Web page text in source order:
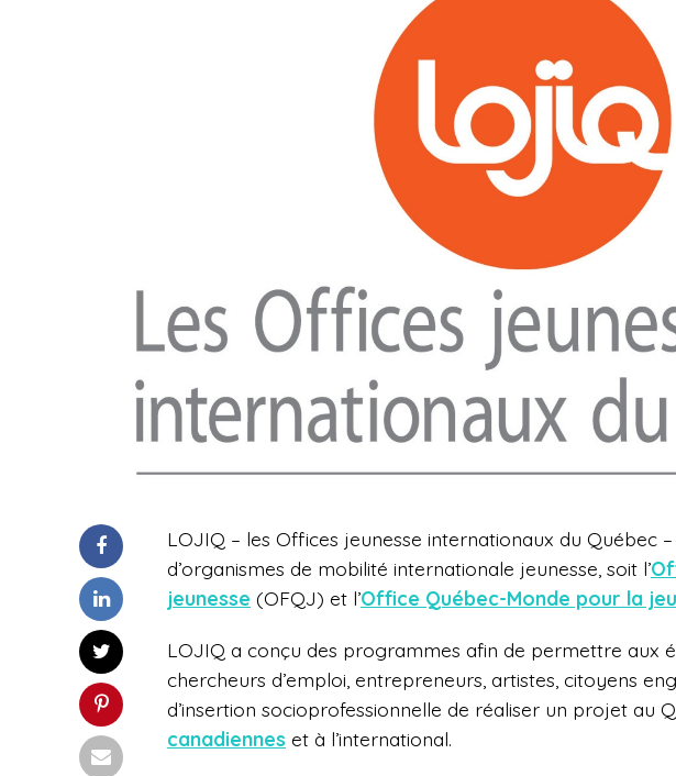
LOJIQ – les Offices jeunesse internationaux du Québec
d’organismes de mobilité internationale jeunesse, soit l’
jeunesse (OFQJ) et l’Office Québec-Monde pour la
LOJIQ a conçu des programmes afin de permettre aux
chercheurs d’emploi, entrepreneurs, artistes, citoyens
d’insertion socioprofessionnelle de réaliser un projet au
canadiennes et à l’international.